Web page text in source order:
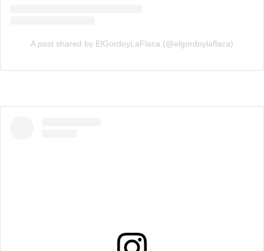
A post shared by ElGordoyLaFlaca (@elgordoylaflaca)